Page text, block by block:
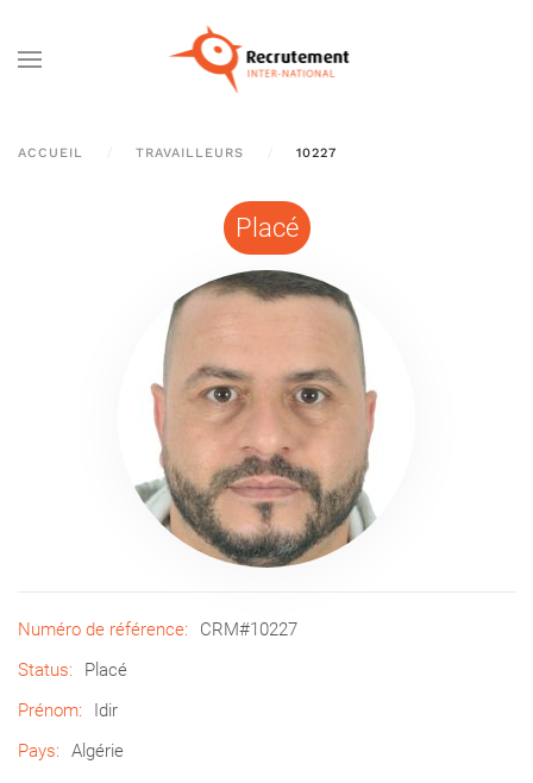
Passer au contenu principal
ACCUEIL TRAVAILLEURS 10227
Placé
Numéro de référence:
CRM#10227
Status:
Placé
Prénom:
Idir
Pays:
Algérie